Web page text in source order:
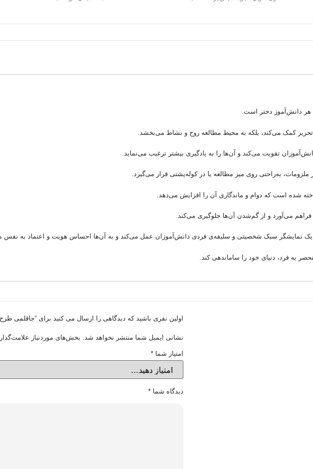
هر دانش‌آموز دختر است.
کمک می‌کند، بلکه به محیط مطالعه روح و نشاط می‌بخشد.
تقویت می‌کند و آن‌ها را به یادگیری بیشتر ترغیب می‌نماید.
ملزومات، به‌راحتی روی میز مطالعه یا در کوله‌پشتی قرار می‌گیرد.
شده است که دوام و ماندگاری آن را افزایش می‌دهد.
می‌آورد و از گم‌شدن آن‌ها جلوگیری می‌کند.
یک نمایشگر سبک شخصیتی و سلیقه‌ی فردی دانش‌آموزان عمل می‌کند و به آن‌ها احساس هویت و اعتماد به نفس
به فرد، دنیای خود را ساماندهی کند.
اولین نفری باشید که دیدگاهی را ارسال می کنید برای “جاقلمی
نشانی ایمیل شما منتشر نخواهد شد. بخش‌های موردنیاز
امتیاز شما *
دیدگاه شما *